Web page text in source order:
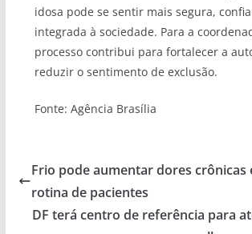
idosa pode se sentir mais segura,
integrada à sociedade. Para a
processo contribui para fortalecer a
reduzir o sentimento de exclusão.
Fonte: Agência Brasília
Frio pode aumentar dores crônicas
rotina de pacientes
DF terá centro de referência para